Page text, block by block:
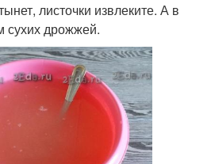
листочки извлеките. А в
сухих дрожжей.